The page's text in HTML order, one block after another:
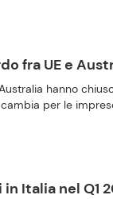
fra UE e
hanno
per le
Italia nel Q1